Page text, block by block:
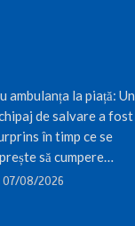
ambulanța la piață: Un
de salvare a fost
în timp ce se
să cumpere…
07/08/2026